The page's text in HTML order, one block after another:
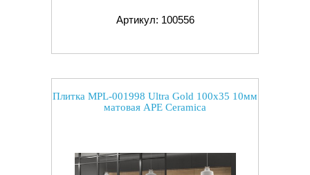
Артикул: 100556
Плитка MPL-001998 Ultra Gold 100x35 10мм
матовая APE Ceramica